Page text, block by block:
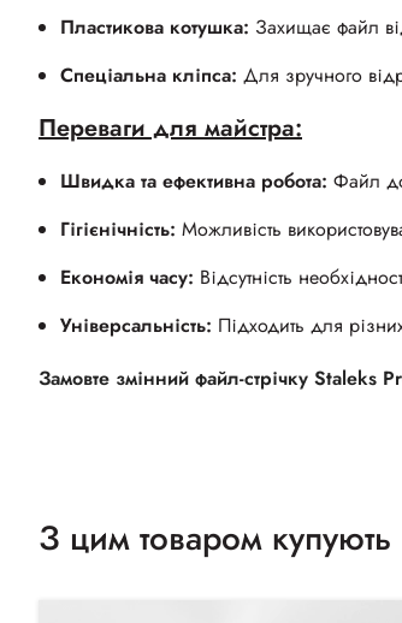
Пластикова котушка: Захищає файл
Спеціальна кліпса: Для зручного
Переваги для майстра:
Швидка та ефективна робота: Файл
Гігієнічність: Можливість
Економія часу: Відсутність
Універсальність: Підходить для
Замовте змінний файл-стрічку Staleks
З цим товаром купують